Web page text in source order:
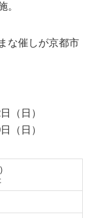
。
な催しが京都市
（日）
（日）